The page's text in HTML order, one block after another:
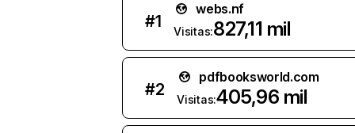
#1
webs.nf
Visitas:827,11 mil
#2
pdfbooksworld.com
Visitas:405,96 mil